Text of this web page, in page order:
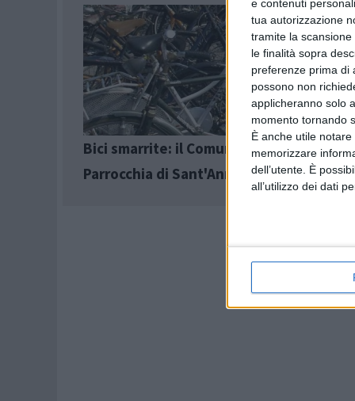
e contenuti
tua autorizzazione
tramite la
le finalità sopra
preferenze prima di
possono non
applicheranno solo
momento tornando
È anche utile
memorizzare
dell’utente. È
all’utilizzo dei dati
Bici smarrite: il Comune ne dona 4 alla
Parrocchia di Sant'Anna